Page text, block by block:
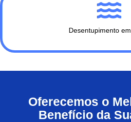
Desentupimento
Oferecemos o
Benefício da